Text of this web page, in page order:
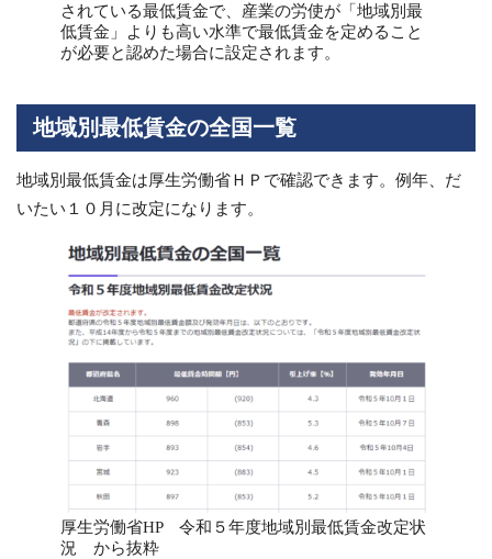
されている最低賃金で、産業の労使が「地域別最
低賃金」よりも高い水準で最低賃金を定めること
が必要と認めた場合に設定されます。
地域別最低賃金の全国一覧
地域別最低賃金は厚生労働省ＨＰで確認できます。例年、だ
いたい１０月に改定になります。
厚生労働省HP 令和５年度地域別最低賃金改定状
況 から抜粋